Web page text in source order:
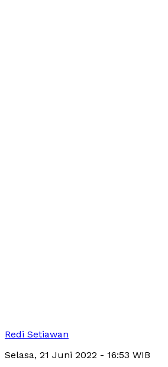
Redi Setiawan
Selasa, 21 Juni 2022 - 16:53 WIB